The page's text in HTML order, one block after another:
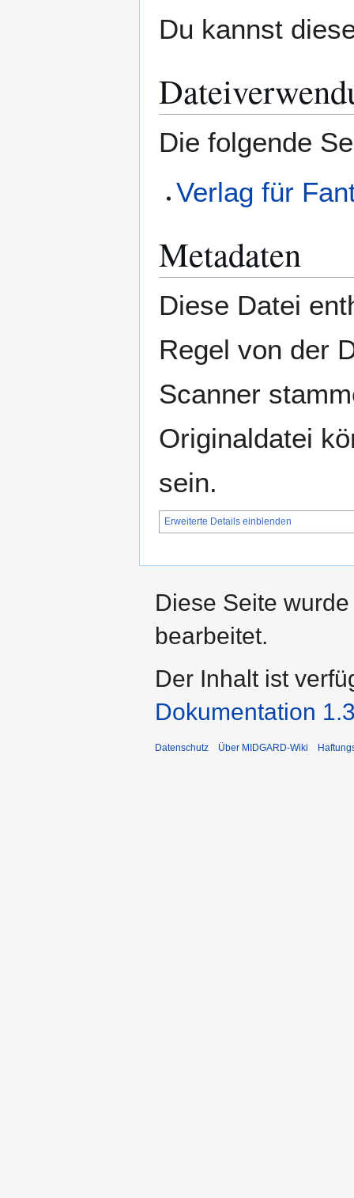
Du kannst
Die folgende
Verlag für
Metadaten
Diese Datei
Regel von der
Scanner
Originaldatei
sein.
Erweiterte Details einblenden
Diese Seite
bearbeitet.
Der Inhalt ist
Dokumentation
Datenschutz Über MIDGARD-Wiki